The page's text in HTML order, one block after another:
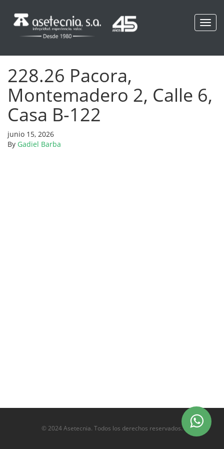
228.26 Pacora,
Montemadero 2, Calle 6,
Casa B-122
junio 15, 2026
By Gadiel Barba
© 2024 Asetecnia. Todos los derechos reservados.